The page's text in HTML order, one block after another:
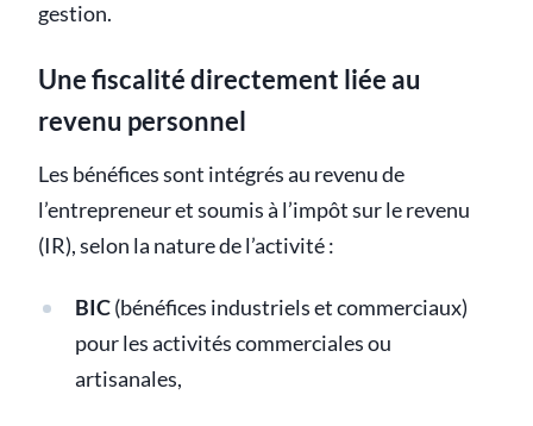
gestion.
Une fiscalité directement liée au
revenu personnel
Les bénéfices sont intégrés au revenu de
l’entrepreneur et soumis à l’impôt sur le revenu
(IR), selon la nature de l’activité :
BIC(bénéfices industriels et commerciaux)
pour les activités commerciales ou
artisanales,